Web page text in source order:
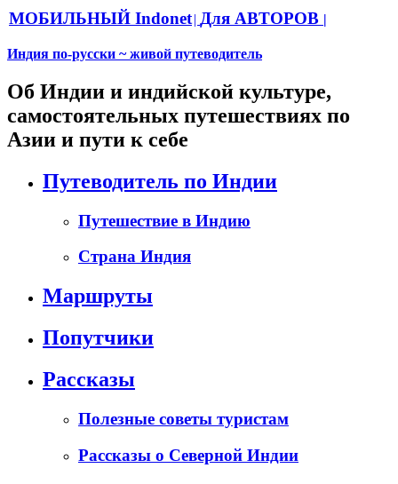
МОБИЛЬНЫЙ Indonet| Для АВТОРОВ |
Индия по-русски ~ живой путеводитель
Об Индии и индийской культуре,
самостоятельных путешествиях по
Азии и пути к себе
Путеводитель по Индии
Путешествие в Индию
Страна Индия
Маршруты
Попутчики
Рассказы
Полезные советы туристам
Рассказы о Северной Индии